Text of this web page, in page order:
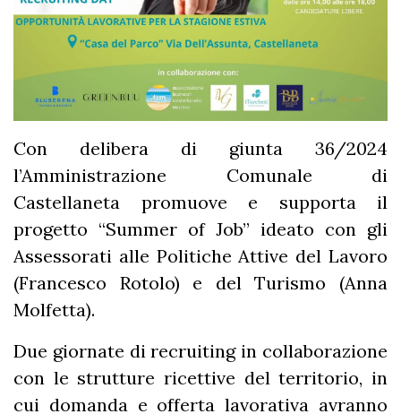
Con delibera di giunta 36/2024
l’Amministrazione Comunale di
Castellaneta promuove e supporta il
progetto “Summer of Job” ideato con gli
Assessorati alle Politiche Attive del Lavoro
(Francesco Rotolo) e del Turismo (Anna
Molfetta).
Due giornate di recruiting in collaborazione
con le strutture ricettive del territorio, in
cui domanda e offerta lavorativa avranno